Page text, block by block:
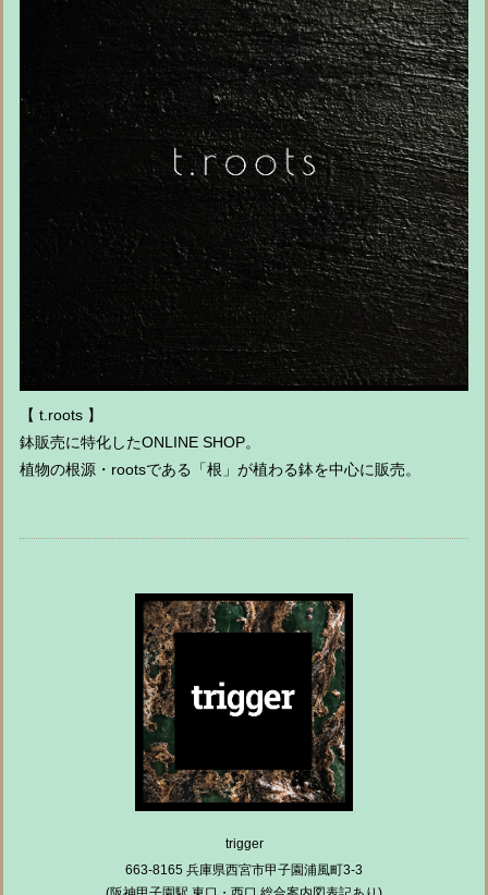
【 t.roots 】
鉢販売に特化したONLINE SHOP。
植物の根源・rootsである「根」が植わる鉢を中心に販売。
trigger
663-8165 兵庫県西宮市甲子園浦風町3-3